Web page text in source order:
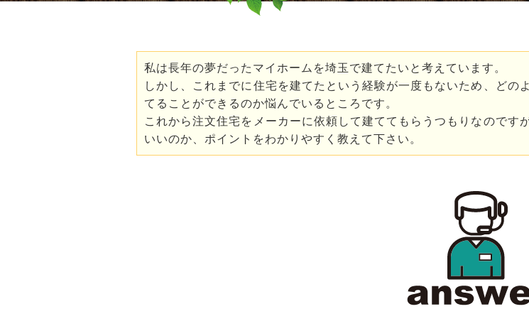
私は長年の夢だったマイホームを埼玉で建てたいと考えています。
しかし、これまでに住宅を建てたという経験が一度もないため、どの
てることができるのか悩んでいるところです。
これから注文住宅をメーカーに依頼して建ててもらうつもりなのです
いいのか、ポイントをわかりやすく教えて下さい。